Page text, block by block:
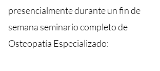
presencialmente durante un fin de
semana seminario completo de
Osteopatía Especializado: